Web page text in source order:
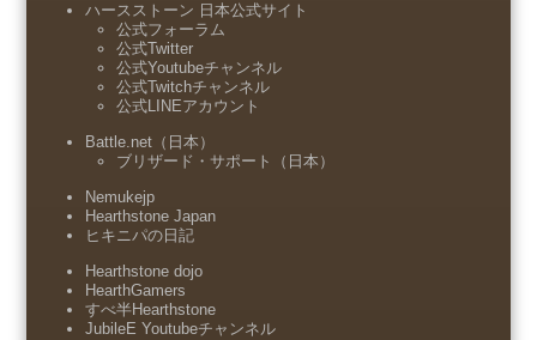
ハースストーン 日本公式サイト
公式フォーラム
公式Twitter
公式Youtubeチャンネル
公式Twitchチャンネル
公式LINEアカウント
Battle.net（日本）
ブリザード・サポート（日本）
Nemukejp
Hearthstone Japan
ヒキニパの日記
Hearthstone dojo
HearthGamers
すべ半Hearthstone
JubileE Youtubeチャンネル